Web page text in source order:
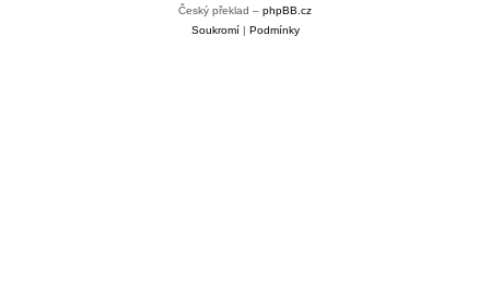
Český překlad – phpBB.cz
Soukromí| Podmínky